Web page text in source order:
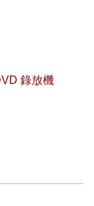
錄放機